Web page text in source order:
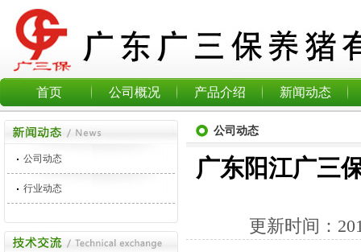
首页 公司概况 产品介绍 新闻动态
公司动态
行业动态
公司动态
广东阳江广三
更新时间：